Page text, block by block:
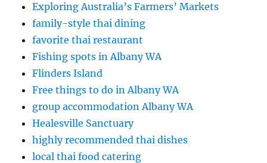
Exploring Australia’s Farmers’ Markets
family-style thai dining
favorite thai restaurant
Fishing spots in Albany WA
Flinders Island
Free things to do in Albany WA
group accommodation Albany WA
Healesville Sanctuary
highly recommended thai dishes
local thai food catering